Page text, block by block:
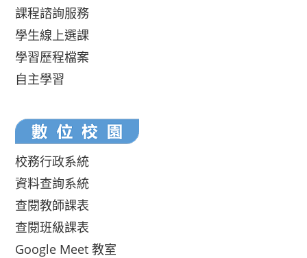
課程諮詢服務
學生線上選課
學習歷程檔案
自主學習
校務行政系統
資料查詢系統
查閱教師課表
查閱班級課表
Google Meet 教室